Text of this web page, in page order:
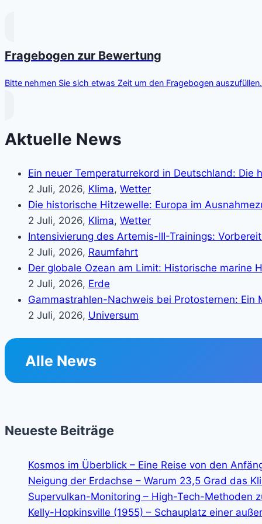
Fragebogen zur Bewertung
Bitte nehmen Sie sich etwas Zeit um den Fragebogen
Aktuelle News
Ein neuer Temperaturrekord in Deutschland: Die
2 Juli, 2026, Klima, Wetter
Die historische Hitzewelle: Europa im
2 Juli, 2026, Klima, Wetter
Intensivierung des Artemis-III-Trainings:
2 Juli, 2026, Raumfahrt
Der globale Ozean am Limit: Historische marine
2 Juli, 2026, Erde
Gammastrahlen-Nachweis bei Protosternen: Ein
2 Juli, 2026, Universum
Alle News
Neueste Beiträge
Kosmos im Überblick – Eine Reise von den
Neigung der Erdachse – Warum 23,5 Grad das
Supervulkan-Monitoring – High-Tech-Methoden
Kelly-Hopkinsville (1955) – Schauplatz einer